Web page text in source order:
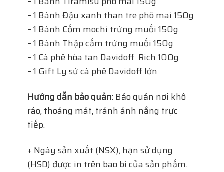
– 1 Bánh Đậu xanh than tre phô mai 150g
– 1 Bánh Cốm mochi trứng muối 150g
– 1 Bánh Thập cẩm trứng muối 150g
– 1 Cà phê hòa tan Davidoff Rich 100g
– 1 Gift Ly sứ cà phê Davidoff lớn
Hướng dẫn bảo quản:Bảo quản nơi khô
ráo, thoáng mát, tránh ánh nắng trực
tiếp.
+ Ngày sản xuất (NSX), hạn sử dụng
(HSD) được in trên bao bì của sản phẩm.